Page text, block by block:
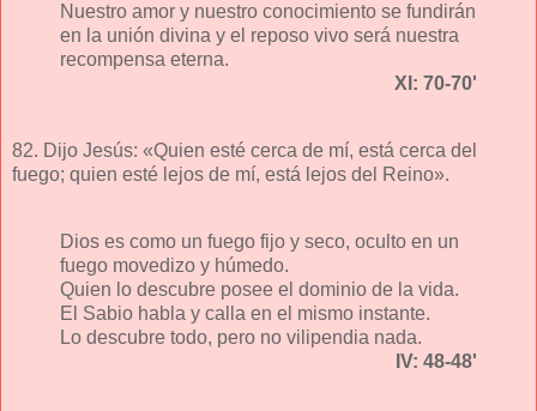
Nuestro amor y nuestro conocimiento se fundirán
en la unión divina y el reposo vivo será nuestra
recompensa eterna.
XI: 70-70'
82. Dijo Jesús: «Quien esté cerca de mí, está cerca del
fuego; quien esté lejos de mí, está lejos del Reino».
Dios es como un fuego fijo y seco, oculto en un
fuego movedizo y húmedo.
Quien lo descubre posee el dominio de la vida.
El Sabio habla y calla en el mismo instante.
Lo descubre todo, pero no vilipendia nada.
IV: 48-48'